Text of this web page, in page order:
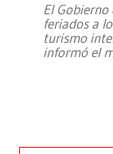
El
feriados a
turismo
informó el